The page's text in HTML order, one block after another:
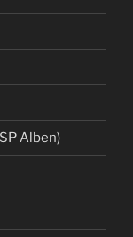
Alben)